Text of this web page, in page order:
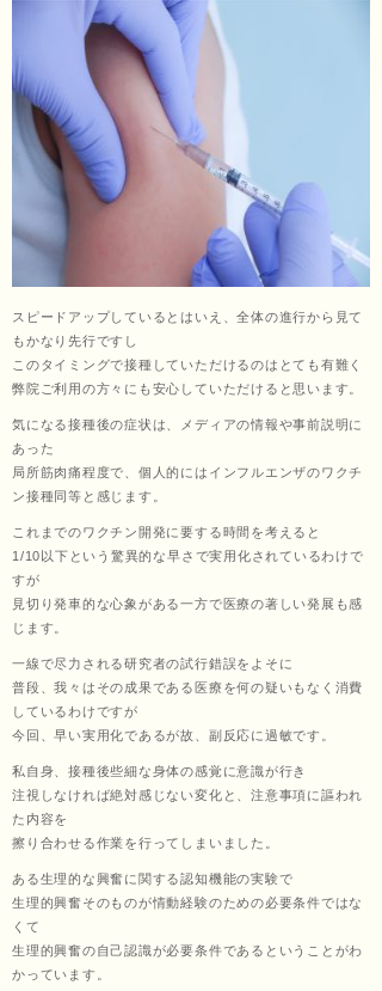
スピードアップしているとはいえ、全体の進行から見て
もかなり先行ですし
このタイミングで接種していただけるのはとても有難く
弊院ご利用の方々にも安心していただけると思います。
気になる接種後の症状は、メディアの情報や事前説明に
あった
局所筋肉痛程度で、個人的にはインフルエンザのワクチ
ン接種同等と感じます。
これまでのワクチン開発に要する時間を考えると
1/10以下という驚異的な早さで実用化されているわけで
すが
見切り発車的な心象がある一方で医療の著しい発展も感
じます。
一線で尽力される研究者の試行錯誤をよそに
普段、我々はその成果である医療を何の疑いもなく消費
しているわけですが
今回、早い実用化であるが故、副反応に過敏です。
私自身、接種後些細な身体の感覚に意識が行き
注視しなければ絶対感じない変化と、注意事項に謳われ
た内容を
擦り合わせる作業を行ってしまいました。
ある生理的な興奮に関する認知機能の実験で
生理的興奮そのものが情動経験のための必要条件ではな
くて
生理的興奮の自己認識が必要条件であるということがわ
かっています。